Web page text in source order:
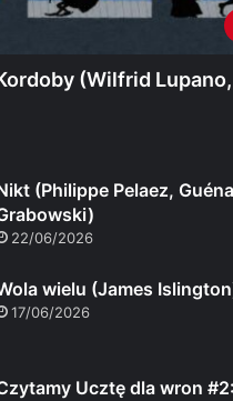
(Wilfrid
(Philippe Pelaez,
22/06/2026
wielu (James
17/06/2026
Ucztę dla wron